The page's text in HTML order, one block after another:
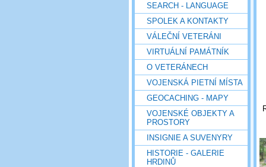
SEARCH - LANGUAGE
SPOLEK A KONTAKTY
VÁLEČNÍ VETERÁNI
VIRTUÁLNÍ PAMÁTNÍK
O VETERÁNECH
VOJENSKÁ PIETNÍ MÍSTA
GEOCACHING - MAPY
VOJENSKÉ OBJEKTY A
PROSTORY
INSIGNIE A SUVENYRY
HISTORIE - GALERIE
HRDINŮ